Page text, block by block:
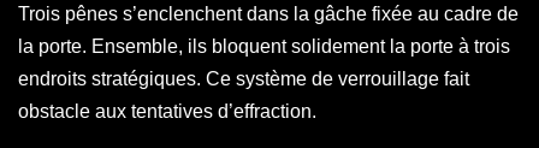
Trois pênes s’enclenchent dans la gâche fixée au cadre de
la porte. Ensemble, ils bloquent solidement la porte à trois
endroits stratégiques. Ce système de verrouillage fait
obstacle aux tentatives d’effraction.